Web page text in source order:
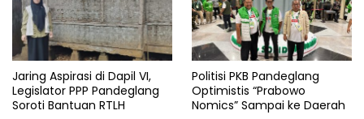
Jaring Aspirasi di Dapil VI,
Legislator PPP Pandeglang
Soroti Bantuan RTLH
Politisi PKB Pandeglang
Optimistis “Prabowo
Nomics” Sampai ke Daerah